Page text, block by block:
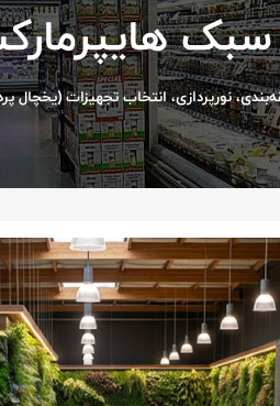
نورپردازی، انتخاب تجهیزات